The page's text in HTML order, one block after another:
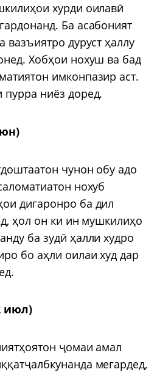
хурди оилавӣ
Ба асабоният
вазъиятро дуруст ҳаллу
Хобҳои нохуш ва бад
имконпазир аст.
ниёз доред.
чунон обу адо
нохуб
дигаронро ба дил
ҳол он ки ин мушкилиҳо
ба зудӣ ҳалли худро
бо аҳли оилаи худ дар
июл)
ҷомаи амал
мегардед,